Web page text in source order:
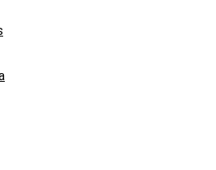
Anfassen erlaubt
Inhalt richtig anzuzeigen Heute war